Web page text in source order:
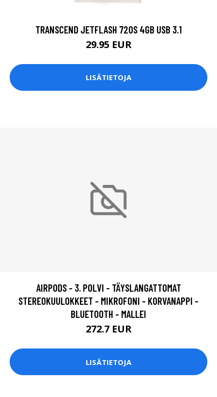
TRANSCEND JETFLASH 720S 4GB USB 3.1
29.95 EUR
LISÄTIETOJA
AIRPODS - 3. POLVI - TÄYSLANGATTOMAT
STEREOKUULOKKEET - MIKROFONI - KORVANAPPI -
BLUETOOTH - MALLEI
272.7 EUR
LISÄTIETOJA